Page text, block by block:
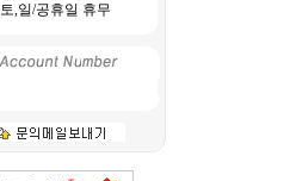
토,일/공휴일 휴무